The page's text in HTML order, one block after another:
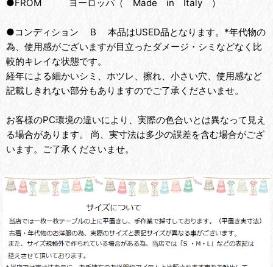
●FROM ヨーロッパ（ Made in Italy ）
●コンディション B 本品はUSED品となります。*年代物の
為、使用感がございますが目立ったダメージ・シミなどなく比
較的キレイな状態です。
経年による細かいシミ、ホツレ、擦れ、小さい穴、使用感など
記載しきれない部分もありますのでご了承くださいませ。
お客様のPC環境の違いにより、実際の色合いとは異なって見え
る場合があります。 尚、実寸法は多少の誤差を含む場合がござ
います。ご了承くださいませ。